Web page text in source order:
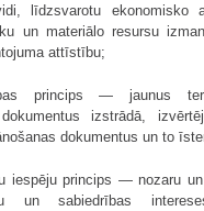
līdzsvarotu ekonomisko
un materiālo resursu
attīstību;
princips — jaunus
izstrādā,
dokumentus un to
iespēju princips — nozaru
un sabiedrības